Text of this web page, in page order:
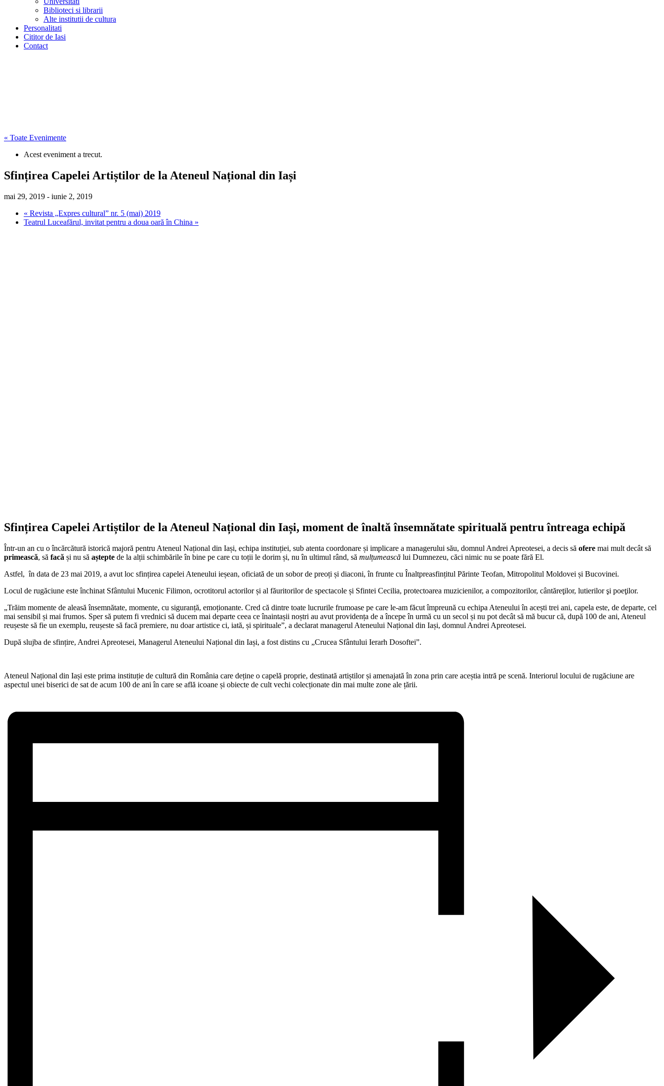
Biblioteci si librarii
Alte institutii de cultura
Personalitati
Cititor de Iasi
Contact
« Toate Evenimente
Acest eveniment a trecut.
Sfințirea Capelei Artiștilor de la Ateneul Național din Iași
mai 29, 2019 - iunie 2, 2019
« Revista „Expres cultural” nr. 5 (mai) 2019
Teatrul Luceafărul, invitat pentru a doua oară în China »
Sfințirea Capelei Artiștilor de la Ateneul Național din Iași, moment de înaltă însemnătate spirituală pentru întreaga echipă
Într-un an cu o încărcătură istorică majoră pentru Ateneul Național din Iași, echipa instituției, sub atenta coordonare și implicare a managerului său, domnul Andrei Apreotesei, a decis să ofere mai mult decât să
primească, să facă și nu să aștepte de la alții schimbările în bine pe care cu toții le dorim și, nu în ultimul rând, să mulțumească lui Dumnezeu, căci nimic nu se poate fără El.
Astfel, în data de 23 mai 2019, a avut loc sfințirea capelei Ateneului ieșean, oficiată de un sobor de preoți și diaconi, în frunte cu Înaltpreasfințitul Părinte Teofan, Mitropolitul Moldovei și Bucovinei.
Locul de rugăciune este închinat Sfântului Mucenic Filimon, ocrotitorul actorilor și al făuritorilor de spectacole și Sfintei Cecilia, protectoarea muzicienilor, a compozitorilor, cântăreţilor, lutierilor şi poeţilor.
„Trăim momente de aleasă însemnătate, momente, cu siguranță, emoționante. Cred că dintre toate lucrurile frumoase pe care le-am făcut împreună cu echipa Ateneului în acești trei ani, capela este, de departe, cel
mai sensibil și mai frumos. Sper să putem fi vrednici să ducem mai departe ceea ce înaintașii noștri au avut providența de a începe în urmă cu un secol și nu pot decât să mă bucur că, după 100 de ani, Ateneul
reușeste să fie un exemplu, reușeste să facă premiere, nu doar artistice ci, iată, și spirituale”, a declarat managerul Ateneului Național din Iași, domnul Andrei Apreotesei.
După slujba de sfințire, Andrei Apreotesei, Managerul Ateneului Național din Iași, a fost distins cu „Crucea Sfântului Ierarh Dosoftei”.
Ateneul Național din Iași este prima instituție de cultură din România care deține o capelă proprie, destinată artiștilor și amenajată în zona prin care aceștia intră pe scenă. Interiorul locului de rugăciune are
aspectul unei biserici de sat de acum 100 de ani în care se află icoane și obiecte de cult vechi colecționate din mai multe zone ale țării.